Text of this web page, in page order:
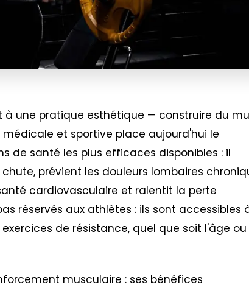
à une pratique esthétique — construire du
et sportive place aujourd'hui le
de santé les plus efficaces disponibles : il
prévient les douleurs lombaires
cardiovasculaire et ralentit la perte
réservés aux athlètes : ils sont accessibles
de résistance, quel que soit l'âge ou
musculaire : ses bénéfices